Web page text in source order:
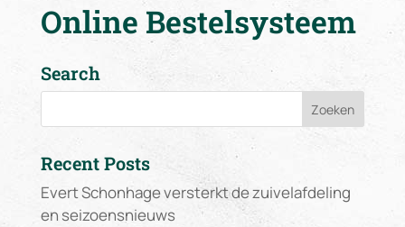
Online Bestelsysteem
Search
Recent Posts
Evert Schonhage versterkt de zuivelafdeling
en seizoensnieuws